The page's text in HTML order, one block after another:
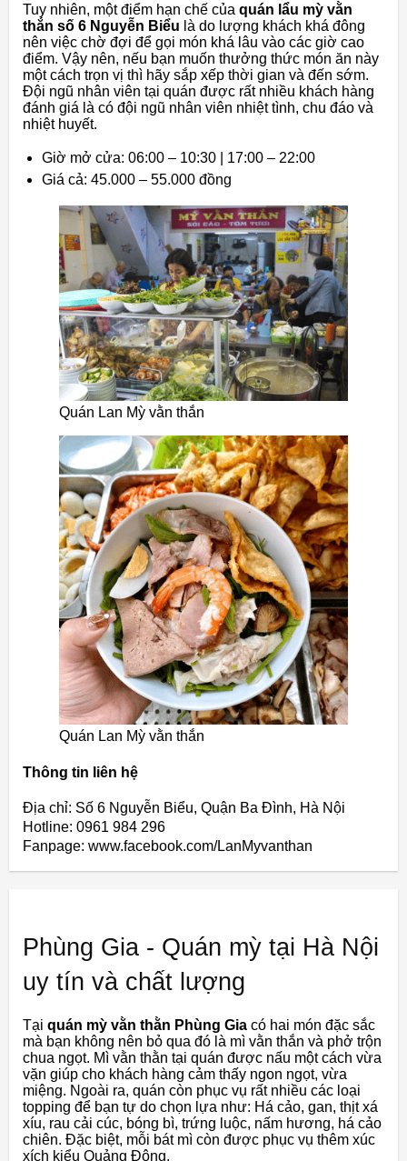
Tuy nhiên, một điểm hạn chế của quán lẩu mỳ vằn
thắn số 6 Nguyễn Biểu là do lượng khách khá đông
nên việc chờ đợi để gọi món khá lâu vào các giờ cao
điểm. Vậy nên, nếu bạn muốn thưởng thức món ăn này
một cách trọn vị thì hãy sắp xếp thời gian và đến sớm.
Đội ngũ nhân viên tại quán được rất nhiều khách hàng
đánh giá là có đội ngũ nhân viên nhiệt tình, chu đáo và
nhiệt huyết.
Giờ mở cửa: 06:00 – 10:30 | 17:00 – 22:00
Giá cả: 45.000 – 55.000 đồng
Quán Lan Mỳ vằn thắn
Quán Lan Mỳ vằn thắn
Thông tin liên hệ
Địa chỉ: Số 6 Nguyễn Biểu, Quận Ba Đình, Hà Nội
Hotline: 0961 984 296
Fanpage: www.facebook.com/LanMyvanthan
Phùng Gia - Quán mỳ tại Hà Nội
uy tín và chất lượng
Tại quán mỳ vằn thằn Phùng Gia có hai món đặc sắc
mà bạn không nên bỏ qua đó là mì vằn thắn và phở trộn
chua ngọt. Mì vằn thằn tại quán được nấu một cách vừa
vặn giúp cho khách hàng cảm thấy ngon ngọt, vừa
miệng. Ngoài ra, quán còn phục vụ rất nhiều các loại
topping để bạn tự do chọn lựa như: Há cảo, gan, thịt xá
xíu, rau cải cúc, bóng bì, trứng luộc, nấm hương, há cảo
chiên. Đặc biệt, mỗi bát mì còn được phục vụ thêm xúc
xích kiểu Quảng Đông.